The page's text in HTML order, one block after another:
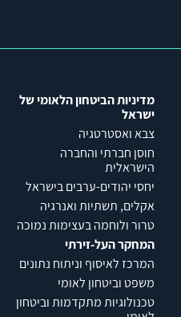
מדיניות הביטחון הלאומי של
ישראל
צבא ואסטרטגיה
חוסן חברתי והחברה
הישראלית
יחסי יהודים-ערבים בישראל
אקלים, תשתיות ואנרגיה
טרור ולוחמה בעצימות נמוכה
המחקר העל-זירתי
המרכז לאיסוף וניתוח נתונים
משפט וביטחון לאומי
טכנולוגיות מתקדמות וביטחון